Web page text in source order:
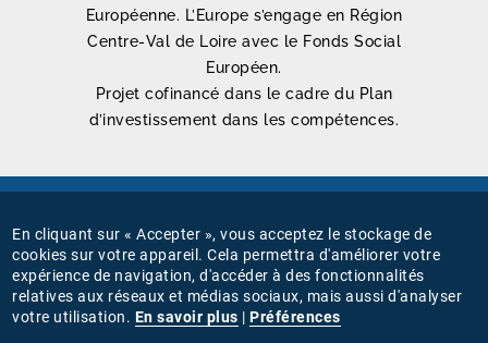
Européenne. L’Europe s’engage en Région
Centre-Val de Loire avec le Fonds Social
Européen.
Projet cofinancé dans le cadre du Plan
d’investissement dans les compétences.
MENU
PIED
DE
Mentions légales
Connexion
Gestion des cookies
En cliquant sur « Accepter », vous acceptez le stockage de
cookies sur votre appareil. Cela permettra d'améliorer votre
expérience de navigation, d'accéder à des fonctionnalités
relatives aux réseaux et médias sociaux, mais aussi d'analyser
votre utilisation. En savoir plus |Préférences